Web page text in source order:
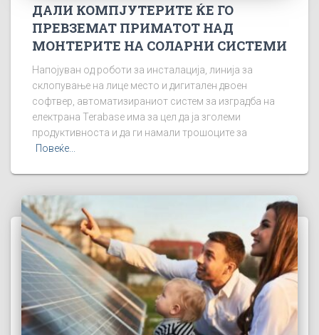
ДАЛИ КОМПЈУТЕРИТЕ ЌЕ ГО
ПРЕВЗЕМАТ ПРИМАТОТ НАД
МОНТЕРИТЕ НА СОЛАРНИ СИСТЕМИ
Напојуван од роботи за инсталација, линија за
склопување на лице место и дигитален двоен
софтвер, автоматизираниот систем за изградба на
електрана Terabase има за цел да ја зголеми
продуктивноста и да ги намали трошоците за
Повеќе...